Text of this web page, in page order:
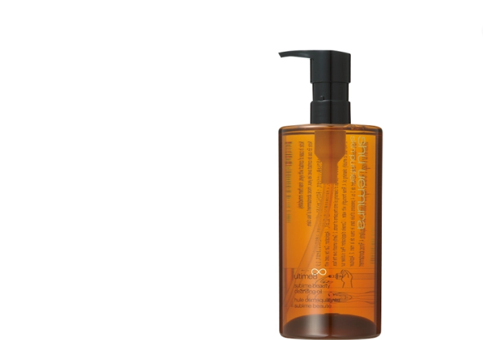
カルチャー
“憧れワンピ”を着るきっかけに♡ おしゃ
れ女子が夢中な「ヌン活」の楽しみ方